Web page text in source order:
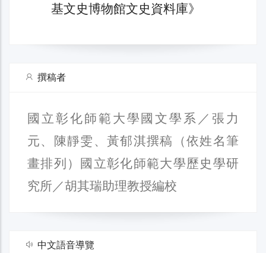
基文史博物館文史資料庫》
撰稿者
國立彰化師範大學國文學系／張力
元、陳靜雯、黃郁淇撰稿（依姓名筆
畫排列）國立彰化師範大學歷史學研
究所／胡其瑞助理教授編校
中文語音導覽